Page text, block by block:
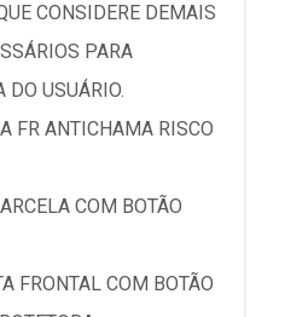
CONSIDERE DEMAIS
PARA
DO USUÁRIO.
FR ANTICHAMA RISCO
COM BOTÃO
FRONTAL COM BOTÃO